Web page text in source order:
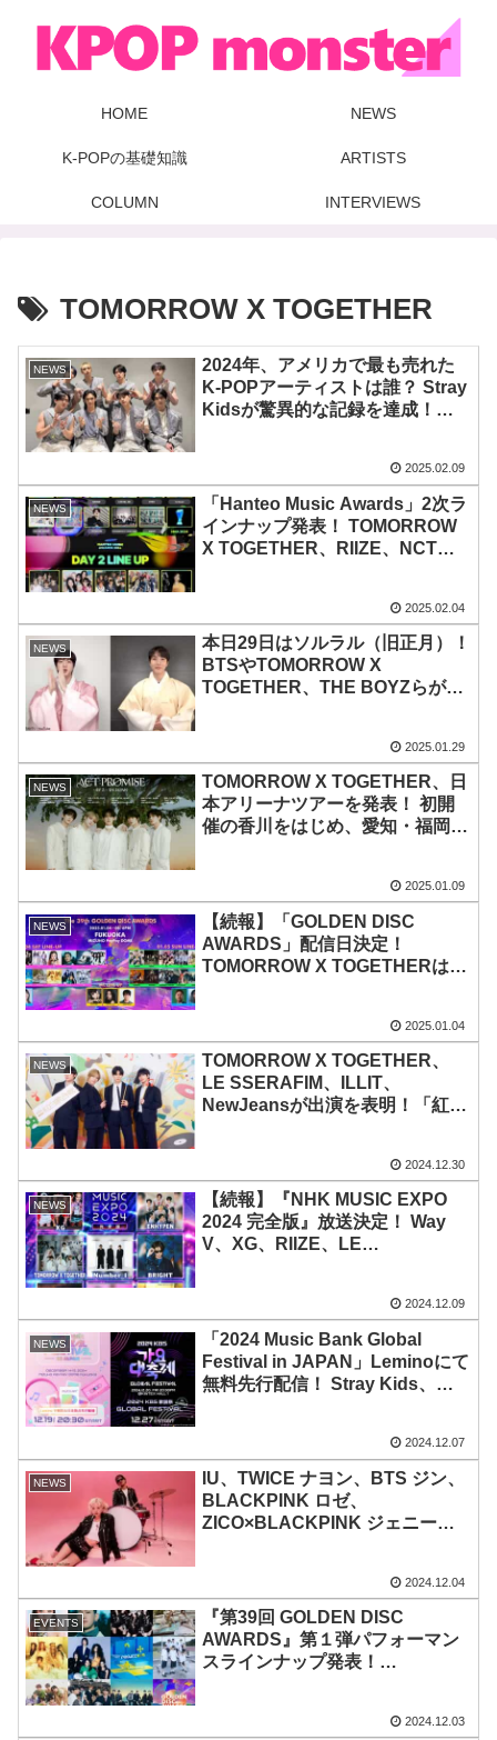
HOME NEWS
K-POPの基礎知識 ARTISTS
COLUMN INTERVIEWS
TOMORROW X TOGETHER
NEWS
2024年、アメリカで最も売れた
K-POPアーティストは誰？ Stray
Kidsが驚異的な記録を達成！
ン！ TWICE、LE SSERAFIM、
aespaもトップ10入り【アルバム
売上トップ10発表】
2025.02.09
NEWS
「Hanteo Music Awards」2次ラ
インナップ発表！ TOMORROW
X TOGETHER、RIIZE、NCT
決定！ ヨンジュンはソロでもパ
フォーマンス！ DAY１とDAY２
の出演リストも公表
2025.02.04
NEWS
本日29日はソルラル（旧正月）！
BTSやTOMORROW X
TOGETHER、THE BOYZらが韓
アイドルたちからのメッセージ
は？
2025.01.29
NEWS
TOMORROW X TOGETHER、日
本アリーナツアーを発表！ 初開
催の香川をはじめ、愛知・福岡・
2025.01.09
NEWS
【続報】「GOLDEN DISC
AWARDS」配信日決定！
TOMORROW X TOGETHERは本
ZEROBASEONE、IVE、
aespa、ILLITらも出演！
GFRIENDの再結成ステージも
2025.01.04
NEWS
TOMORROW X TOGETHER、
LE SSERAFIM、ILLIT、
NewJeansが出演を表明！「紅白
BE:FIRSTは初のダンスコラボも
披露
2024.12.30
NEWS
【続報】『NHK MUSIC EXPO
2024 完全版』放送決定！ Way
V、XG、RIIZE、LE
TOGETHER、ME:Iなど豪華アー
ティストが出演！ 前回より未公
開映像を追加し114分の拡大版に
2024.12.09
NEWS
「2024 Music Bank Global
Festival in JAPAN」Leminoにて
無料先行配信！ Stray Kids、
演！ MCはLE SSERAFIM ウンチ
ェ他
2024.12.07
NEWS
IU、TWICE ナヨン、BTS ジン、
BLACKPINK ロゼ、
ZICO×BLACKPINK ジェニー、
約５億回の「APT.」から、
TOMORROW X TOGETHER ヨ
ンジュンのソロデビュー曲まで一
挙紹介
2024.12.04
EVENTS
『第39回 GOLDEN DISC
AWARDS』第１弾パフォーマン
スラインナップ発表！
LE SSERAFIM、NCT WISHらが
2024.12.03